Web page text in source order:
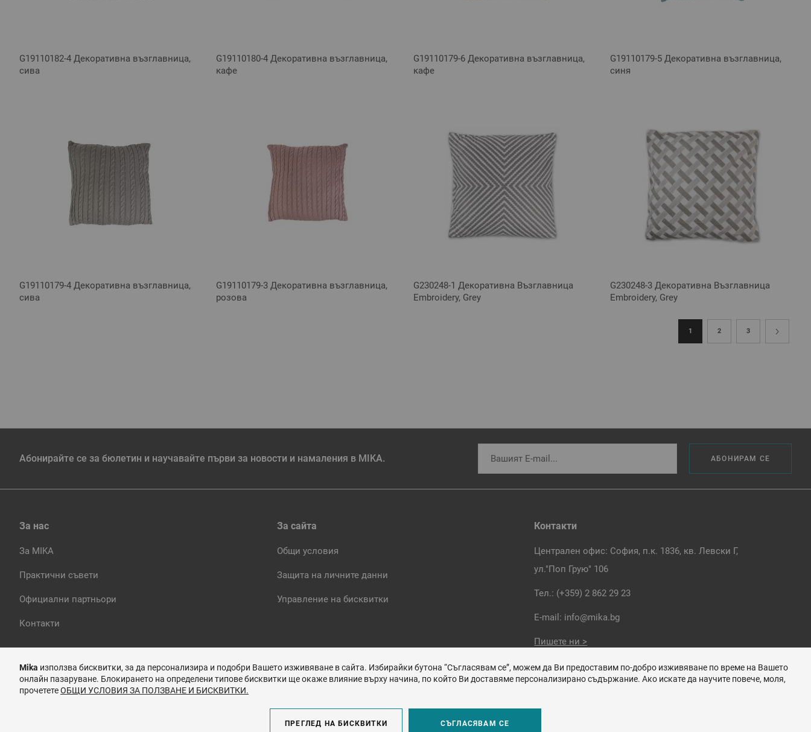
G19110182-4 Декоративна възглавница,
сива
G19110180-4 Декоративна възглавница,
кафе
G19110179-6 Декоративна възглавница,
кафе
G19110179-5 Декоративна възглавница,
синя
G19110179-4 Декоративна възглавница,
сива
G19110179-3 Декоративна възглавница,
розова
G230248-1 Декоративна Възглавница
Embroidery, Grey
G230248-3 Декоративна Възглавница
Embroidery, Grey
В момента четете страница
1 Страница
2 Страница
3 Страница
Продължи
Абонирайте се за бюлетин и научавайте първи за новости и намаления в MIKA. АБОНИРАМ СЕ
За нас
За MIKA
Практични съвети
Официални партньори
Контакти
За сайта
Общи условия
Защита на личните данни
Управление на бисквитки
Контакти
Централен офис: София, п.к. 1836, кв. Левски Г,
ул."Поп Грую" 106
Тел.: (+359) 2 862 29 23
E-mail: info@mika.bg
Пишете ни >
Последвайте ни:
Mika използва бисквитки, за да персонализира и подобри Вашето изживяване в сайта. Избирайки бутона “Съгласявам се”, можем да Ви предоставим по-добро изживяване по време на Вашето
онлайн пазаруване. Блокирането на определени типове бисквитки ще окаже влияние върху начина, по който Ви доставяме персонализирано съдържание. Ако искате да научите повече, моля,
прочететеОБЩИ УСЛОВИЯ ЗА ПОЛЗВАНЕ И БИСКВИТКИ.
СЪГЛАСЯВАМ СЕ
ПРЕГЛЕД НА БИСКВИТКИ